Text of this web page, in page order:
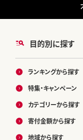
目的別に探す
ランキングから探す
特集・キャンペーン
カテゴリーから探す
寄付金額から探す
地域から探す